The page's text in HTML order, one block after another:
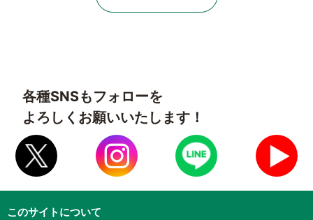
各種SNSもフォローを
よろしくお願いいたします！
このサイトについて